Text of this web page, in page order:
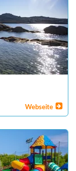
Webseite